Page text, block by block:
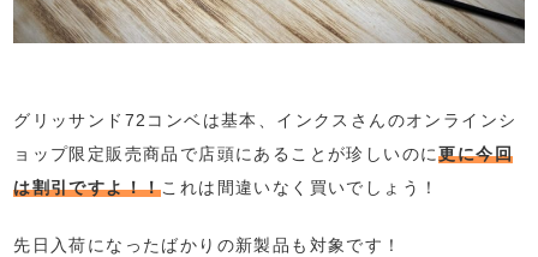
グリッサンド72コンベは基本、インクスさんのオンラインシ
ョップ限定販売商品で店頭にあることが珍しいのに更に今回
は割引ですよ！！これは間違いなく買いでしょう！
先日入荷になったばかりの新製品も対象です！